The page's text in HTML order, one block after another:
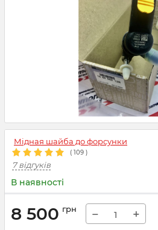
Мідная шайба до форсунки
( 109 )
7 відгуків
В наявності
8 500 грн − +